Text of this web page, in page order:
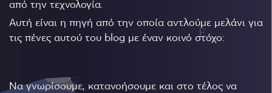
από την τεχνολογία.
Αυτή είναι η πηγή από την οποία αντλούμε μελάνι για
τις πένες αυτού του blog με έναν κοινό στόχο:
Να γνωρίσουμε, κατανοήσουμε και στο τέλος να